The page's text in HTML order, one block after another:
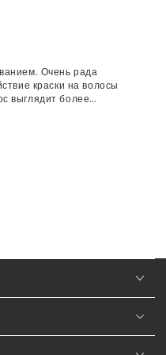
gif, jpg, png до 5 МБ)
Очень рада
краски на волосы
выглядит более
густее(прям
каждый